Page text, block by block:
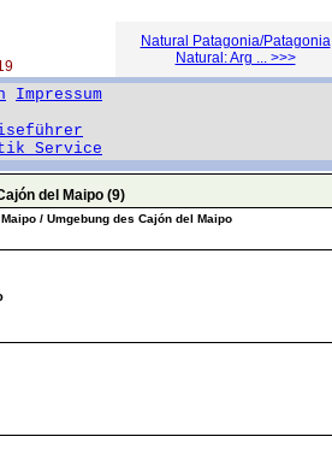
Natural Patagonia/Patagonia
Natural: Arg ... >>>
Impressum
Service
del Maipo (9)
/ Umgebung des Cajón del Maipo